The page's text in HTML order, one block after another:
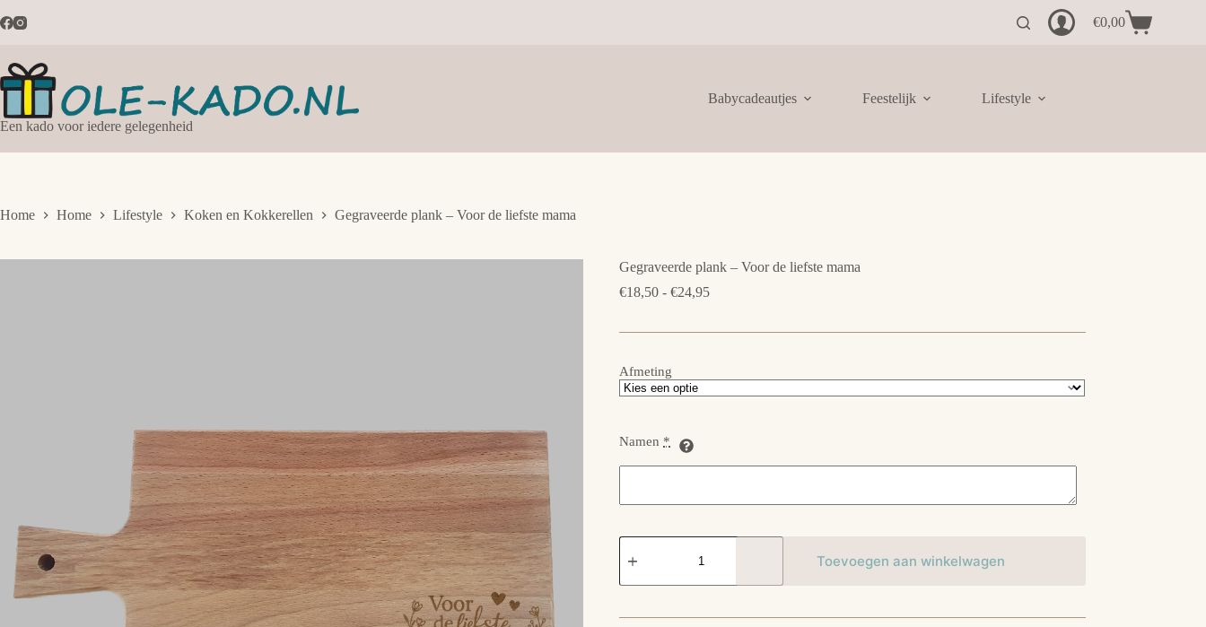
naar
Winkelwagen
€0,00
Een kado voor iedere gelegenheid
Babycadeautjes Feestelijk Lifestyle
Home Home Lifestyle Koken en Kokkerellen Gegraveerde plank – Voor de liefste mama
Gegraveerde plank – Voor de liefste mama
€18,50 - €24,95Prijsklasse:
Afmeting
Namen *
Gegraveerde
plank
Voor
liefste
Toevoegen aan winkelwagen